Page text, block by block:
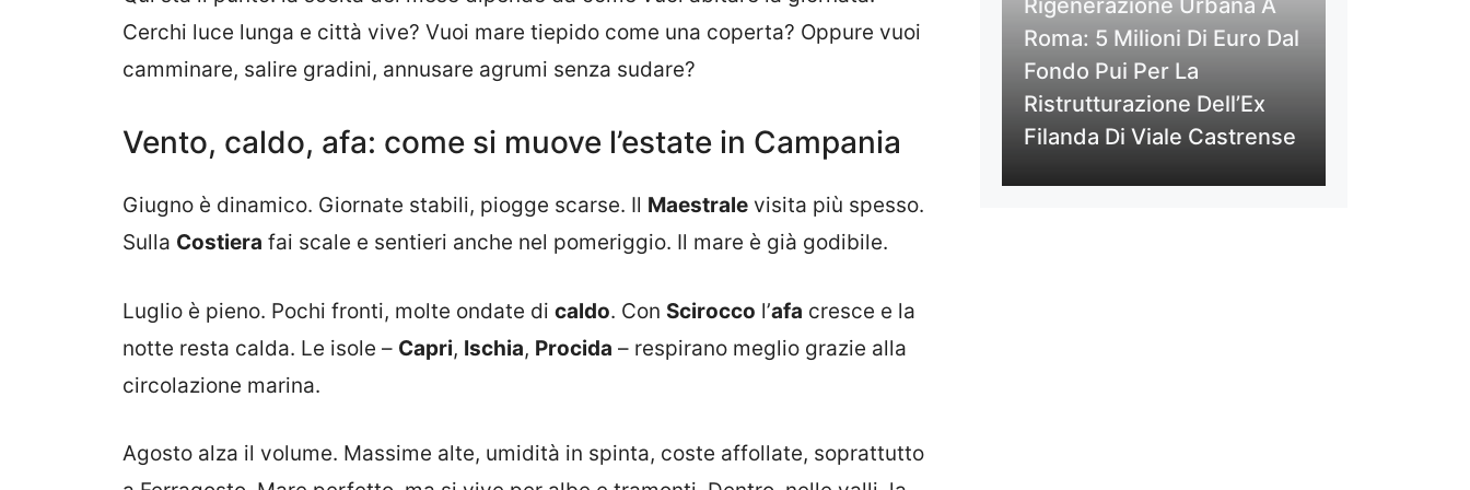
Cerchi luce lunga e città vive? Vuoi mare tiepido come una coperta? Oppure vuoi
camminare, salire gradini, annusare agrumi senza sudare?
Vento, caldo, afa: come si muove l’estate in Campania
Giugno è dinamico. Giornate stabili, piogge scarse. Il Maestrale visita più spesso.
Sulla Costiera fai scale e sentieri anche nel pomeriggio. Il mare è già godibile.
Luglio è pieno. Pochi fronti, molte ondate di caldo. Con Scirocco l’afa cresce e la
notte resta calda. Le isole – Capri, Ischia, Procida – respirano meglio grazie alla
circolazione marina.
Agosto alza il volume. Massime alte, umidità in spinta, coste affollate, soprattutto
Roma: 5 Milioni Di Euro Dal
Fondo Pui Per La
Ristrutturazione Dell’Ex
Filanda Di Viale Castrense